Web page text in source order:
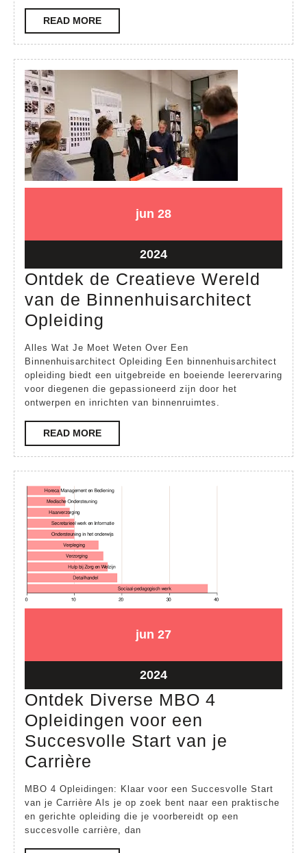
in
de
READ MOREREAD
MORE
jun 28
2024
2828
202428
juni
2024
Ontdek de Creatieve Wereld
van de Binnenhuisarchitect
Opleiding
de
Creatieve
Wereld
van
de
Binnenhuisarchitect
Opleiding
Alles Wat Je Moet Weten Over Een
Binnenhuisarchitect Opleiding Een binnenhuisarchitect
opleiding biedt een uitgebreide en boeiende leerervaring
voor diegenen die gepassioneerd zijn door het
ontwerpen en inrichten van binnenruimtes.
READ MOREREAD
MORE
jun 27
2024
2727
202427
juni
Ontdek Diverse MBO 4
Opleidingen voor een
Succesvolle Start van je
Carrière
Diverse
MBO
4
MBO 4 Opleidingen: Klaar voor een Succesvolle Start
van je Carrière Als je op zoek bent naar een praktische
en gerichte opleiding die je voorbereidt op een
succesvolle carrière, dan